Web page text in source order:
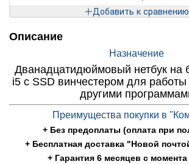
Добавить к сравнению
Описание
Назначение
Дванадцатидюймовый нетбук на
i5 с SSD винчестером для
другими
Преимущества покупки в
+ Без предоплаты (оплата при
+ Бесплатная доставка "Новой
+ Гарантия 6 месяцев с момента